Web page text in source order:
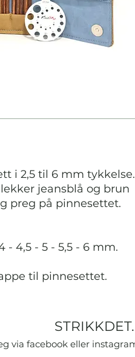
i 2,5 til 6 mm tykkelse.
jeansblå og brun
preg på pinnesettet.
- 4,5 - 5 - 5,5 - 6 mm.
til pinnesettet.
via facebook eller